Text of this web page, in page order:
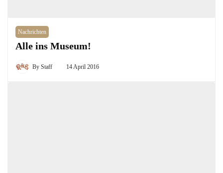
Nachrichten
Alle ins Museum!
By Staff 14 April 2016